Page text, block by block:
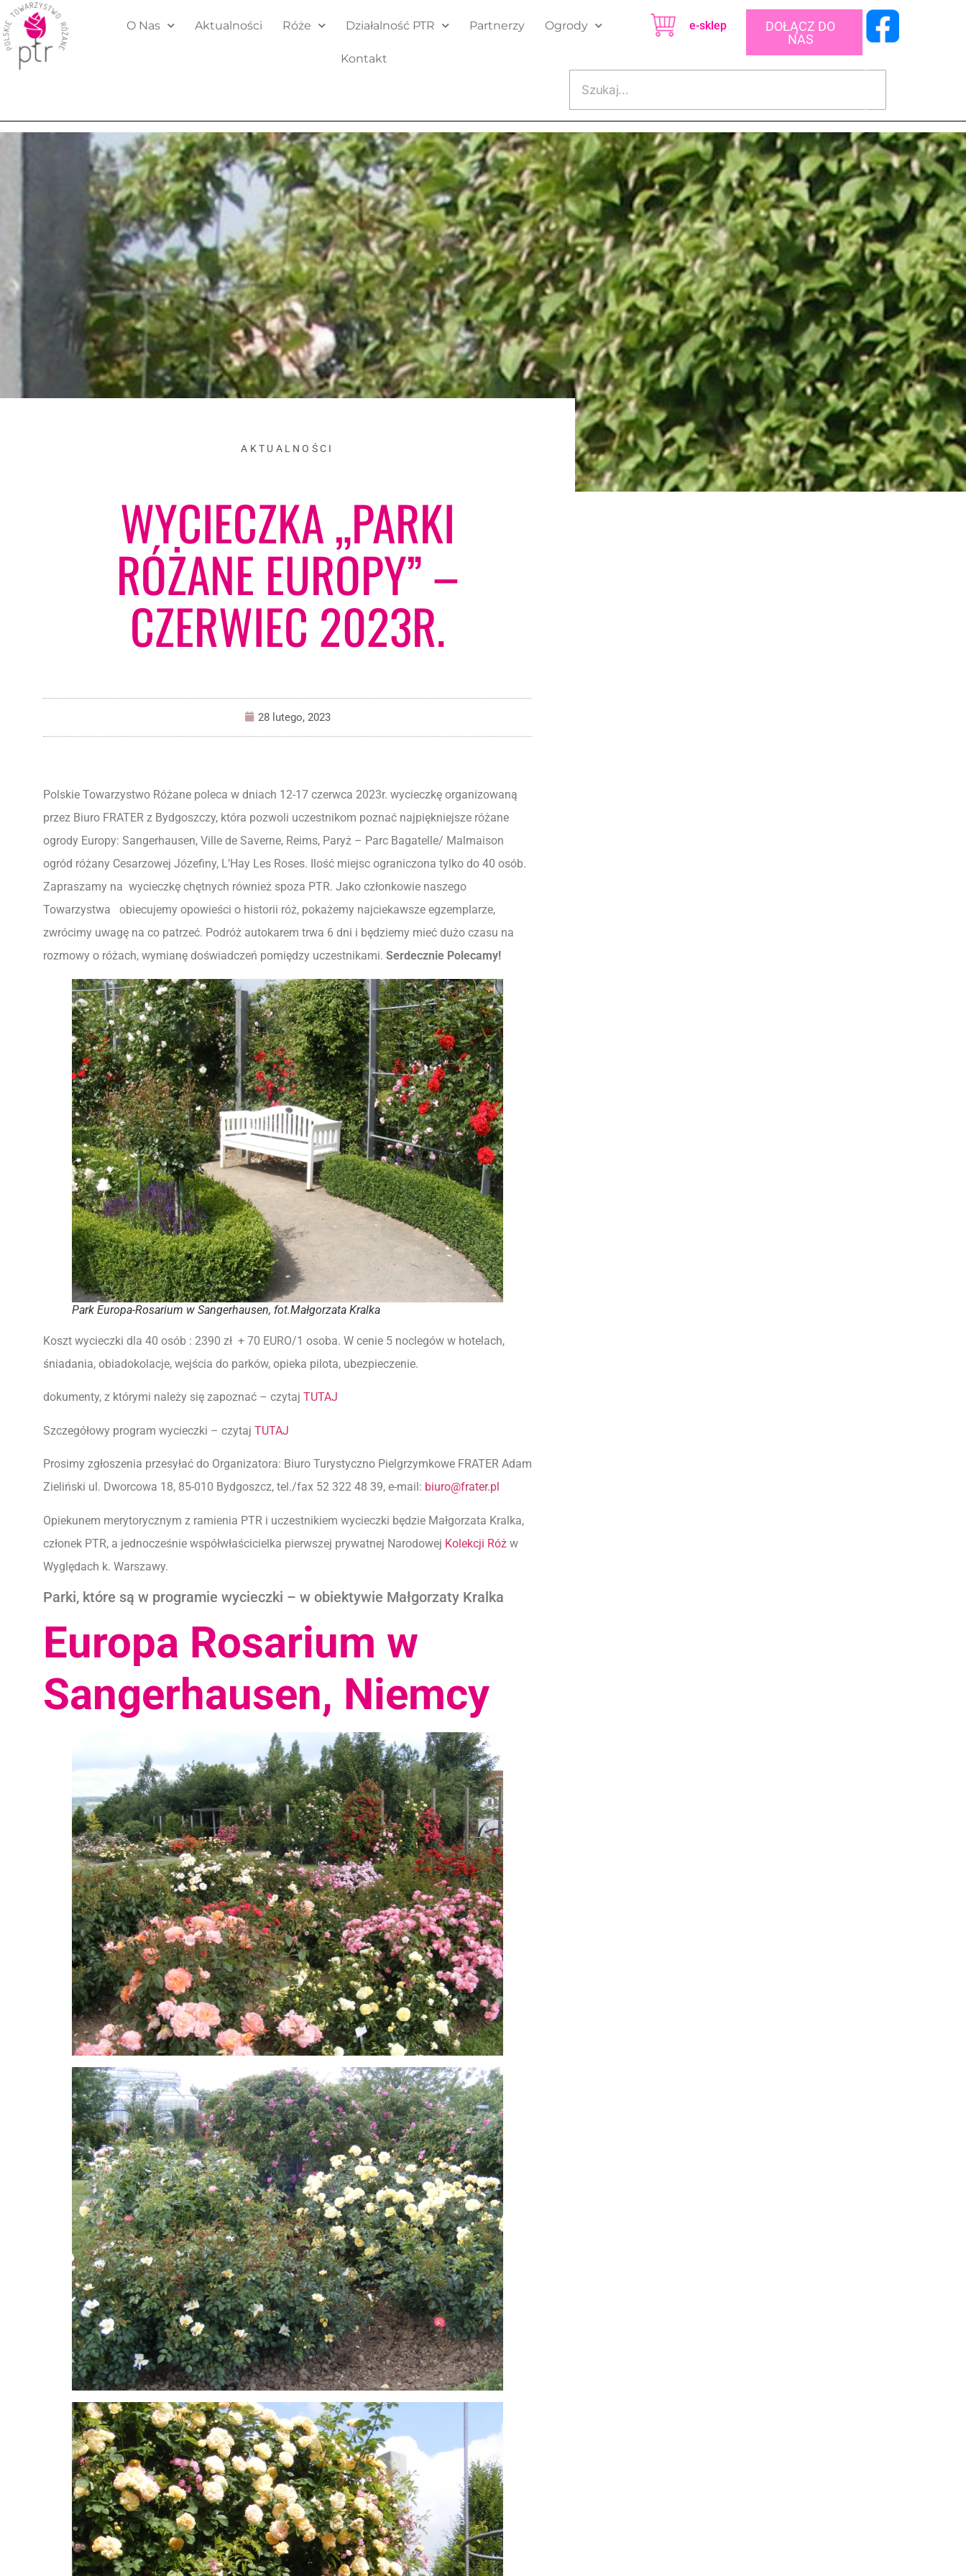
O Nas Aktualności Róże Działalność PTR Partnerzy Ogrody
Kontakt
e-sklep
DOŁĄCZ DO
NAS
AKTUALNOŚCI
WYCIECZKA „PARKI
RÓŻANE EUROPY” –
CZERWIEC 2023R.
28 lutego, 2023
Polskie Towarzystwo Różane poleca w dniach 12-17 czerwca 2023r. wycieczkę organizowaną
przez Biuro FRATER z Bydgoszczy, która pozwoli uczestnikom poznać najpiękniejsze różane
ogrody Europy: Sangerhausen, Ville de Saverne, Reims, Paryż – Parc Bagatelle/ Malmaison
ogród różany Cesarzowej Józefiny, L’Hay Les Roses. Ilość miejsc ograniczona tylko do 40 osób.
Zapraszamy na wycieczkę chętnych również spoza PTR. Jako członkowie naszego
Towarzystwa obiecujemy opowieści o historii róż, pokażemy najciekawsze egzemplarze,
zwrócimy uwagę na co patrzeć. Podróż autokarem trwa 6 dni i będziemy mieć dużo czasu na
rozmowy o różach, wymianę doświadczeń pomiędzy uczestnikami. Serdecznie Polecamy!
Park Europa-Rosarium w Sangerhausen, fot.Małgorzata Kralka
Koszt wycieczki dla 40 osób : 2390 zł + 70 EURO/1 osoba. W cenie 5 noclegów w hotelach,
śniadania, obiadokolacje, wejścia do parków, opieka pilota, ubezpieczenie.
dokumenty, z którymi należy się zapoznać – czytaj TUTAJ
Szczegółowy program wycieczki – czytaj TUTAJ
Prosimy zgłoszenia przesyłać do Organizatora: Biuro Turystyczno Pielgrzymkowe FRATER Adam
Zieliński ul. Dworcowa 18, 85-010 Bydgoszcz, tel./fax 52 322 48 39, e-mail: biuro@frater.pl
Opiekunem merytorycznym z ramienia PTR i uczestnikiem wycieczki będzie Małgorzata Kralka,
członek PTR, a jednocześnie współwłaścicielka pierwszej prywatnej Narodowej Kolekcji Róż w
Wyględach k. Warszawy.
Parki, które są w programie wycieczki – w obiektywie Małgorzaty Kralka
Europa Rosarium w
Sangerhausen, Niemcy